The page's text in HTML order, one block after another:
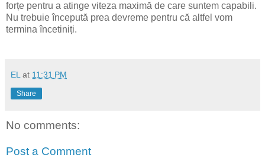
forțe pentru a atinge viteza maximă de care suntem capabili.
Nu trebuie începută prea devreme pentru că altfel vom
termina încetiniți.
EL at 11:31 PM
Share
No comments:
Post a Comment